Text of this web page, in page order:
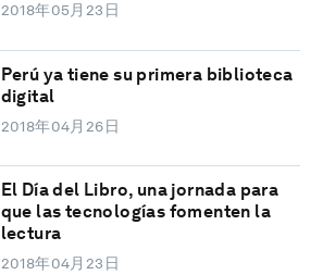
2018年05月23日
Perú ya tiene su primera biblioteca
digital
2018年04月26日
El Día del Libro, una jornada para
que las tecnologías fomenten la
lectura
2018年04月23日